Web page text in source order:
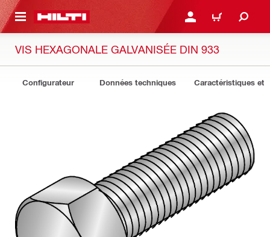
CONTENT CONNEXION OU
PANIER
VIS HEXAGONALE GALVANISÉE DIN 933
Configurateur Données techniques Caractéristiques et